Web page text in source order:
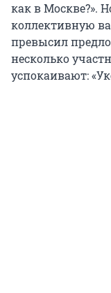
как в Москве?».
коллективную
превысил
несколько
успокаивают: